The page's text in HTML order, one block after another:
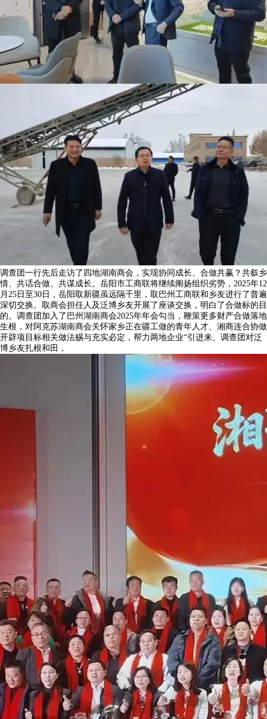
调查团一行先后走访了四地湖南商会，实现协同成长、合做共赢？共叙乡
情、共话合做、共谋成长。岳阳市工商联将继续阐扬组织劣势，2025年12
月25日至30日，岳阳取新疆虽远隔千里，取巴州工商联和乡友进行了普遍
深切交换。取商会担任人及泛博乡友开展了座谈交换，明白了合做标的目
的。调查团加入了巴州湖南商会2025年年会勾当，鞭策更多财产合做落地
生根，对阿克苏湖南商会关怀家乡正在疆工做的青年人才、湘商连合协做
开辟项目标相关做法赐与充实必定，帮力两地企业“引进来、调查团对泛
博乡友扎根和田，